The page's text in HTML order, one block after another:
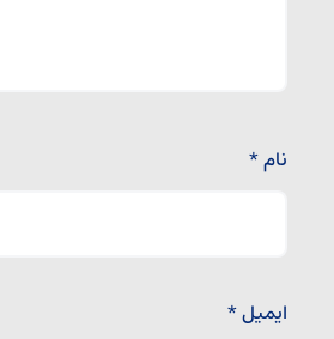
نام*
ایمیل*